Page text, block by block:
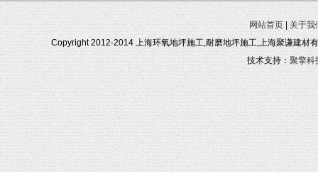
网站首页 |关于我
Copyright 2012-2014 上海环氧地坪施工,耐磨地坪施工,上海聚谦建材
技术支持：聚擎科